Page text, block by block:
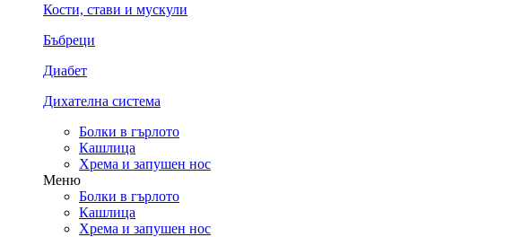
Кости, стави и мускули
Бъбреци
Диабет
Дихателна система
Болки в гърлото
Кашлица
Хрема и запушен нос
Меню
Болки в гърлото
Кашлица
Хрема и запушен нос